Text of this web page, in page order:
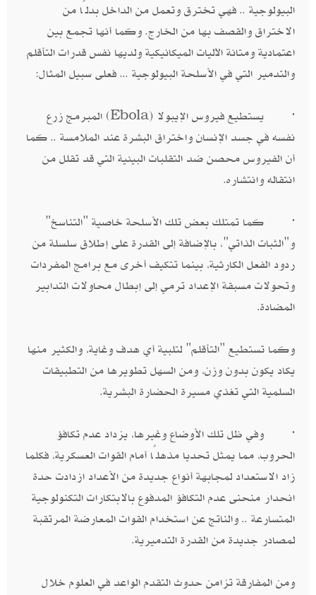
البيولوجية .. فهي تخترق وتعمل من الداخل بدلًا من
الاختراق والقصف بها من الخارج. وكما أنها تجمع بين
اعتمادية ومتانة الآليات الميكانيكية ولديها نفس قدرات التأقلم
والتدمير التي في الأسلحة البيولوجية ... فعلى سبيل المثال:
· يستطيع فيروس الإيبولا (Ebola) المبرمج زرع
نفسه في جسد الإنسان واختراق البشرة عند الملامسة .. كما
أن الفيروس محصن ضد التقلبات البيئية التي قد تقلل من
انتقاله وانتشاره.
· كما تمتلك بعض تلك الأسلحة خاصية "التناسخ"
و"الثبات الذاتي"، بالإضافة إلى القدرة على إطلاق سلسلة من
ردود الفعل الكارثية، بينما تتكيف أخرى مع برامج المفردات
وتحولات مسبقة الإعداد ترمي إلى إبطال محاولات التدابير
المضادة.
وكما تستطيع "التأقلم" لتلبية أي هدف وغاية، والكثير منها
يكاد يكون بدون وزن، ومن السهل تطويرها من التطبيقات
السلمية التي تغذي مسيرة الحضارة البشرية.
· وفي ظل تلك الأوضاع وغيرها، يزداد عدم تكافؤ
الحروب، مما يمثل تحديا مذهلًا أمام القوات العسكرية، فكلما
زاد الاستعداد لمجابهة أنواع جديدة من الأعداد ازدادت حدة
انحدار منحنى عدم التكافؤ المدفوع بالابتكارات التكنولوجية
المتسارعة .. والناتج عن استخدام القوات المعارضة المرتقبة
لمصادر جديدة من القدرة التدميرية.
ومن المفارقة تزامن حدوث التقدم الواعد في العلوم خلال